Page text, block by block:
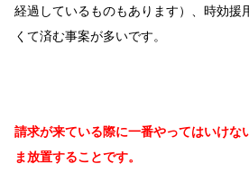
経過しているものもあります）、時効援
くて済む事案が多いです。
請求が来ている際に一番やってはいけな
ま放置することです。